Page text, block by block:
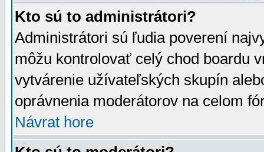
Kto sú to administrátori?
Administrátori sú ľudia poverení
môžu kontrolovať celý chod boardu
vytvárenie užívateľských skupín
oprávnenia moderátorov na celom
Návrat hore